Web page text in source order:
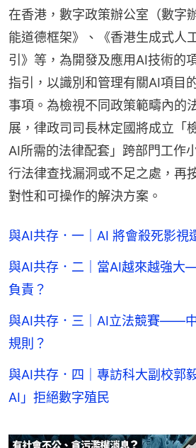
在香港，數字政策辦公室（數字
能道德框架》、《香港生成式人
引》等，為開發及應用AI技術的
指引，以識別和管理有關AI項目
事項。為檢視不同政策範疇內的
展，律政司司長林定國將成立「
AI所需的法律配套」跨部門工作
行法律查找漏洞或不足之處，再
對性和可操作的解決方案。
與AI共存．一｜AI 將會殺死影視
與AI共存．二｜當AI越來越強
負責？
與AI共存．三｜AI立法競賽——
規則？
與AI共存．四｜專訪科大副校
AI」拒絕數字殖民